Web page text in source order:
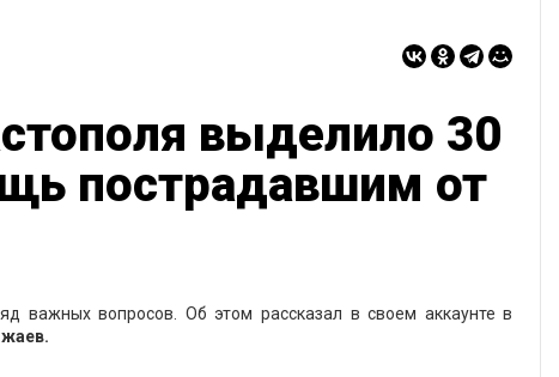
выделило 30
пострадавшим от
важных вопросов. Об этом рассказал в своем аккаунте в